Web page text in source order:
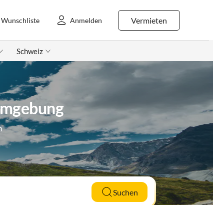
Vermieten
Wunschliste Anmelden
Schweiz
Suchen